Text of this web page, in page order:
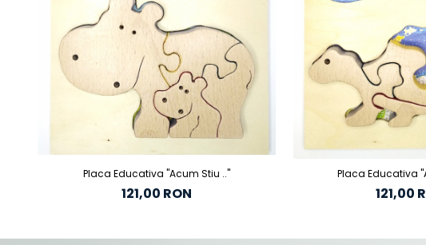
Placa Educativa "Acum Stiu .."
121,00 RON
Placa Educativa
121,00